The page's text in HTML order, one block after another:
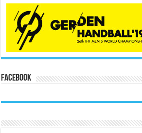
Facebook